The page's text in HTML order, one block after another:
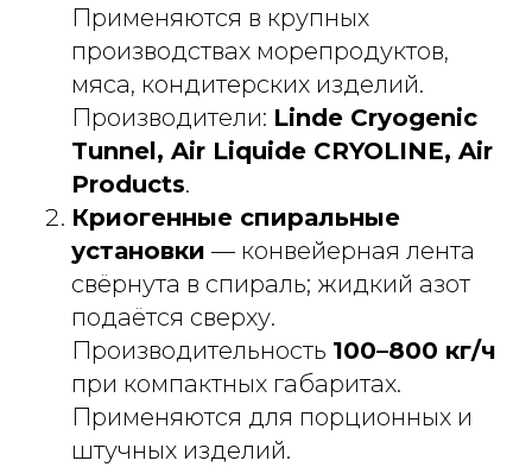
Применяются в крупных
производствах морепродуктов,
мяса, кондитерских изделий.
Производители: Linde Cryogenic
Tunnel, Air Liquide CRYOLINE, Air
Products.
Криогенные спиральные
установки — конвейерная лента
свёрнута в спираль; жидкий азот
подаётся сверху.
Производительность 100–800 кг/ч
при компактных габаритах.
Применяются для порционных и
штучных изделий.